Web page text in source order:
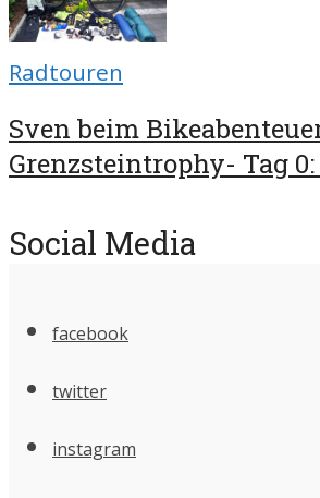
Radtouren
Sven beim
Grenzsteintrophy- Tag 0:
Social Media
facebook
twitter
instagram